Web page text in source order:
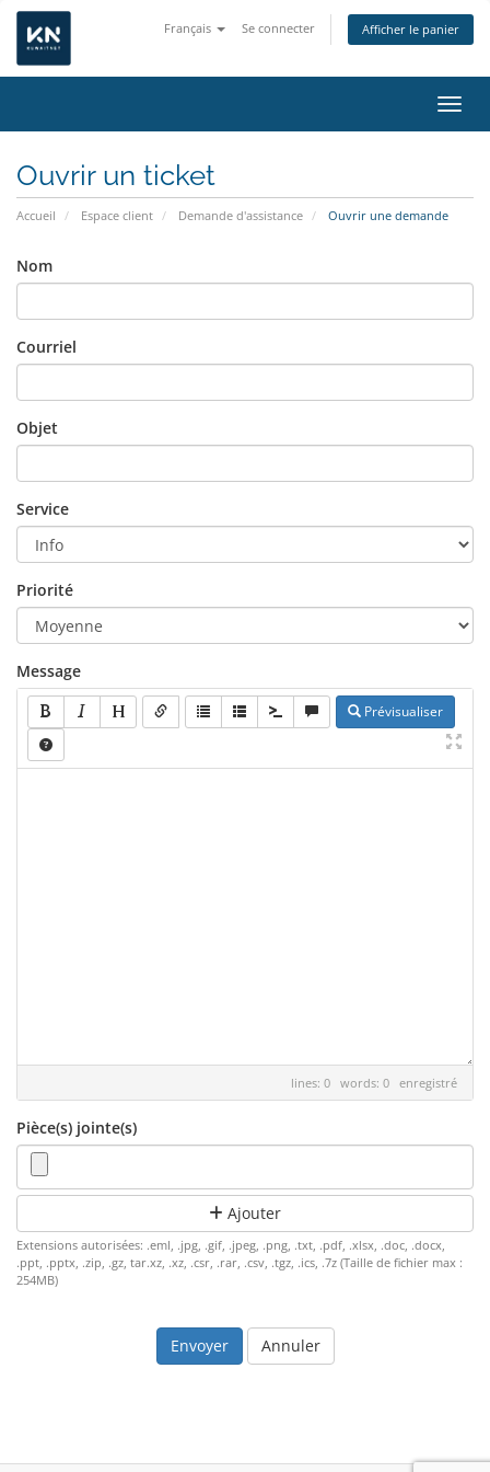
Français Se connecter Afficher le panier
Ouvrir un ticket
Accueil Espace client Demande d'assistance Ouvrir une demande
Nom
Courriel
Objet
Service
Priorité
Message
Prévisualiser
lines: 0 words: 0 enregistré
Pièce(s) jointe(s)
Ajouter
Extensions autorisées: .eml, .jpg, .gif, .jpeg, .png, .txt, .pdf, .xlsx, .doc, .docx,
.ppt, .pptx, .zip, .gz, tar.xz, .xz, .csr, .rar, .csv, .tgz, .ics, .7z (Taille de fichier max :
254MB)
Annuler